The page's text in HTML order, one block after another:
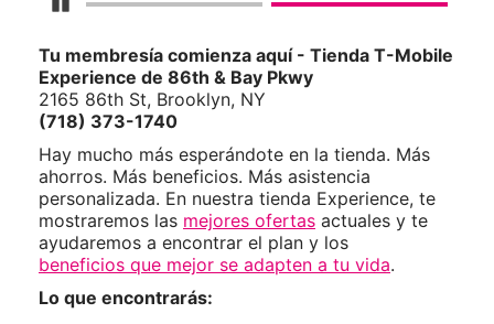
Tu membresía comienza aquí - Tienda T-Mobile
Experience de 86th & Bay Pkwy
2165 86th St, Brooklyn, NY
(718) 373-1740
Hay mucho más esperándote en la tienda. Más
ahorros. Más beneficios. Más asistencia
personalizada. En nuestra tienda Experience, te
mostraremos las mejores ofertas actuales y te
ayudaremos a encontrar el plan y los
beneficios que mejor se adapten a tu vida.
Lo que encontrarás: